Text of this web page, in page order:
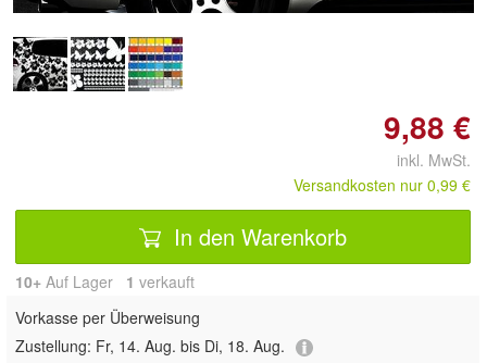
9,88 €
inkl. MwSt.
Versandkosten nur 0,99 €
In den Warenkorb
10+ Auf Lager 1 verkauft
Vorkasse per Überweisung
Zustellung: Fr, 14. Aug. bis Di, 18. Aug.